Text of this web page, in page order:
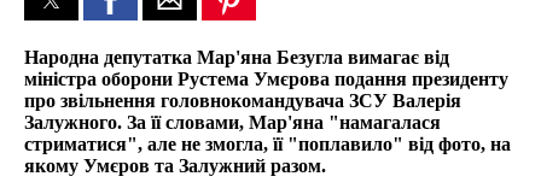
Народна депутатка Мар'яна Безугла вимагає від
міністра оборони Рустема Умєрова подання президенту
про звільнення головнокомандувача ЗСУ Валерія
Залужного. За її словами, Мар'яна "намагалася
стриматися", але не змогла, її "поплавило" від фото, на
якому Умєров та Залужний разом.